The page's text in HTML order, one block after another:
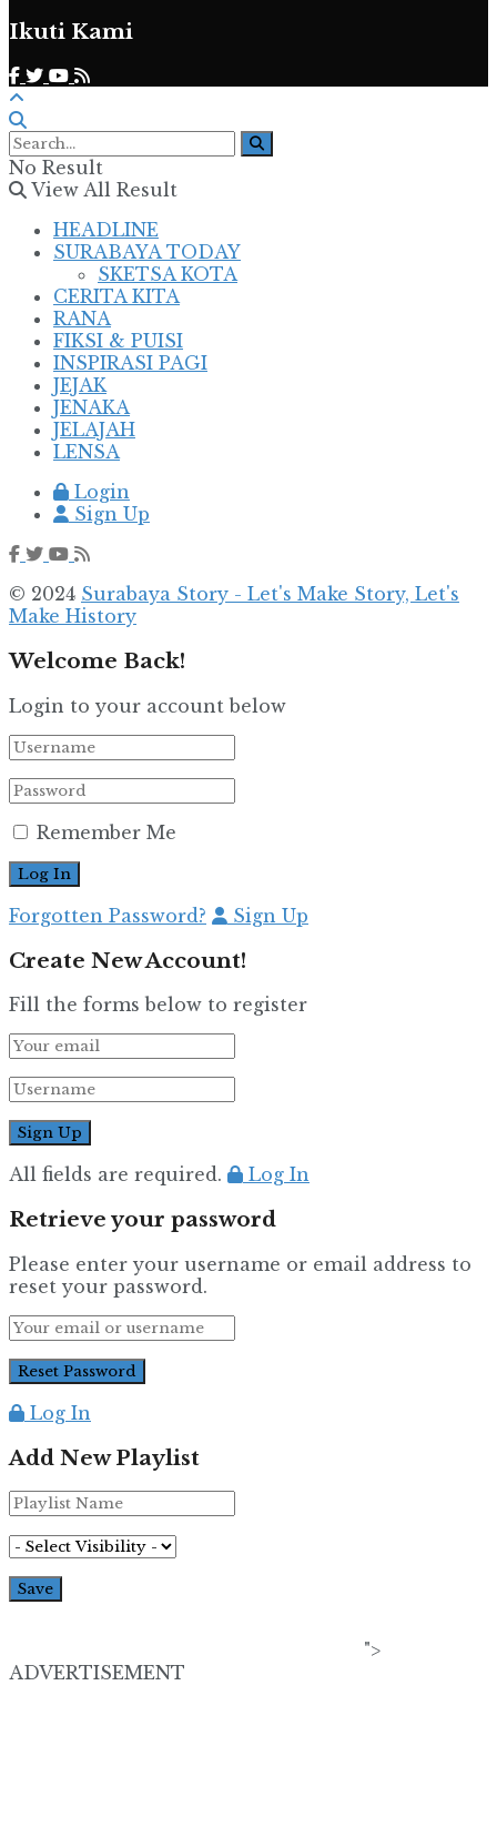
Ikuti Kami
No Result
View All Result
HEADLINE
SURABAYA TODAY
SKETSA KOTA
CERITA KITA
RANA
FIKSI & PUISI
INSPIRASI PAGI
JEJAK
JENAKA
JELAJAH
LENSA
Login
Sign Up
© 2024 Surabaya Story - Let's Make Story, Let's
Make History
Welcome Back!
Login to your account below
Remember Me
Forgotten Password? Sign Up
Create New Account!
Fill the forms below to register
All fields are required. Log In
Retrieve your password
Please enter your username or email address to
reset your password.
Log In
Add New Playlist
">
ADVERTISEMENT